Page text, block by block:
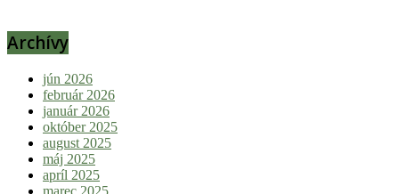
Archívy
jún 2026
február 2026
január 2026
október 2025
august 2025
máj 2025
apríl 2025
marec 2025